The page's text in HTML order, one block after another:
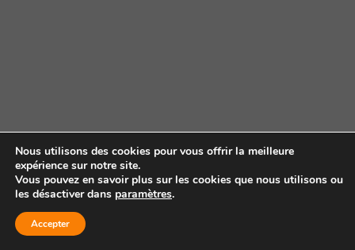
Nous utilisons des cookies pour vous offrir la meilleure
expérience sur notre site.
Vous pouvez en savoir plus sur les cookies que nous utilisons ou
les désactiver dans paramètres.
Accepter